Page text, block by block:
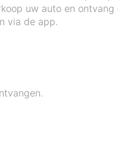
uw auto en
via de app.